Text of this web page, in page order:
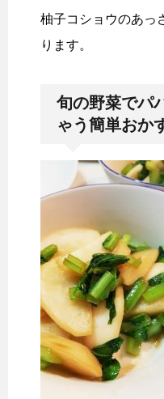
柚子コショウのあっ
ります。
旬の野菜でパ
ゃう簡単おか